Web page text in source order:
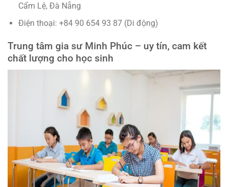
Cẩm Lệ, Đà Nẵng
Điện thoại: +84 90 654 93 87 (Di động)
Trung tâm gia sư Minh Phúc – uy tín, cam kết
chất lượng cho học sinh